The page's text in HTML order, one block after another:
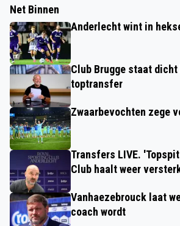
Net Binnen
Anderlecht wint in
Club Brugge staat
toptransfer
Zwaarbevochten zege
Transfers LIVE.
Club haalt weer
Vanhaezebrouck laat
coach wordt